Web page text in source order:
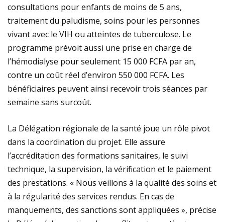
consultations pour enfants de moins de 5 ans,
traitement du paludisme, soins pour les personnes
vivant avec le VIH ou atteintes de tuberculose. Le
programme prévoit aussi une prise en charge de
l’hémodialyse pour seulement 15 000 FCFA par an,
contre un coût réel d’environ 550 000 FCFA. Les
bénéficiaires peuvent ainsi recevoir trois séances par
semaine sans surcoût.
La Délégation régionale de la santé joue un rôle pivot
dans la coordination du projet. Elle assure
l’accréditation des formations sanitaires, le suivi
technique, la supervision, la vérification et le paiement
des prestations. « Nous veillons à la qualité des soins et
à la régularité des services rendus. En cas de
manquements, des sanctions sont appliquées », précise